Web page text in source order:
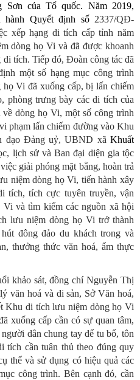
Sơn của Tổ quốc. Năm 2019,
Quyết định số 2337/QĐ-
xếp hạng di tích cấp tỉnh năm
dòng họ Vi và đã được khoanh
di tích. Tiếp đó, Đoàn công tác đã
một số hạng mục công trình
họ Vi đã xuống cấp, bị lấn chiếm
phòng trưng bày các di tích của
dòng họ Vi, một số công trình
phạm lấn chiếm đường vào Khu
đạo Đảng uỷ, UBND xãKhuất
lịch sử và Ban đại diện gia tộc
giải phóng mặt bằng, hoàn trả
niệm dòng họ Vi, tiến hành xây
tích, tích cực tuyên truyền, vận
Vi và tìm kiếm các nguồn xã hội
lưu niệm dòng họ Vi trở thành
đông đảo du khách trong và
thưởng thức văn hoá, ẩm thực
khảo sát,đồng chí Nguyễn Thị
văn hoá và di sản, Sở Văn hoá,
Khu di tích lưu niệm dòng họ Vi
xuống cấp cần có sự quan tâm,
dân chung tay để tu bổ, tôn
tích cần tuân thủ theo đúng quy
thể và sử dụng có hiệu quả các
công trình. Bên cạnh đó, cần